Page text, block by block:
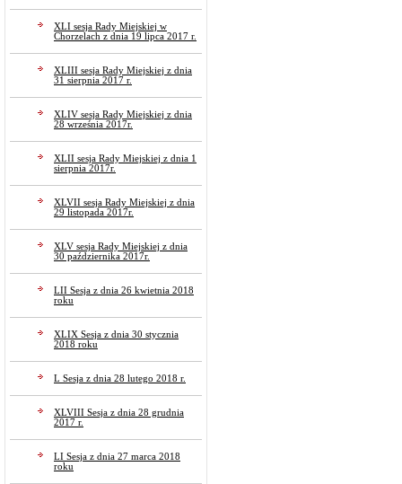
XLI sesja Rady Miejskiej w
Chorzelach z dnia 19 lipca 2017 r.
XLIII sesja Rady Miejskiej z dnia
31 sierpnia 2017 r.
XLIV sesja Rady Miejskiej z dnia
28 września 2017r.
XLII sesja Rady Miejskiej z dnia 1
sierpnia 2017r.
XLVII sesja Rady Miejskiej z dnia
29 listopada 2017r.
XLV sesja Rady Miejskiej z dnia
30 października 2017r.
LII Sesja z dnia 26 kwietnia 2018
roku
XLIX Sesja z dnia 30 stycznia
2018 roku
L Sesja z dnia 28 lutego 2018 r.
XLVIII Sesja z dnia 28 grudnia
2017 r.
LI Sesja z dnia 27 marca 2018
roku